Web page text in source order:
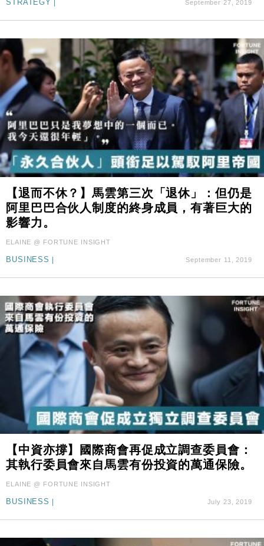
STRATEGY September 27, 2019
【退而不休？】馬雲第三次「退休」：但仍是
阿里巴巴合伙人制度的終身成員，有著巨大的
影響力。
ELAINE @ FORTUNE INSIGHT
BUSINESS | September 11, 2019
【中資亦撐】國際商會再促成立調查委員會：
其執行委員會來自馬雲有份投資的萬通保險。
ELAINE @ FORTUNE INSIGHT
BUSINESS July 23, 2019